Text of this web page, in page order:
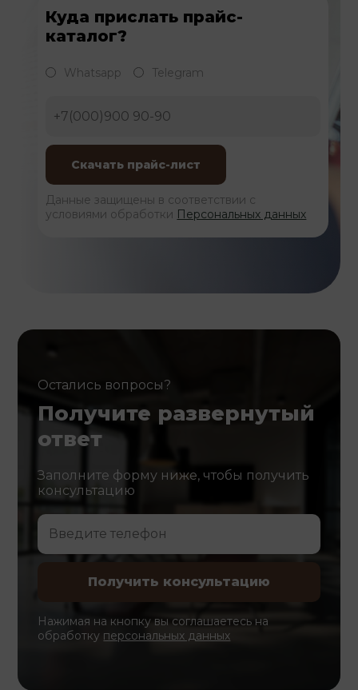
Куда прислать прайс-
каталог?
Whatsapp Telegram
Данные защищены в соответствии с
условиями обработки Персональных данных
Остались вопросы?
Получите развернутый
ответ
Заполните форму ниже, чтобы получить
консультацию
Нажимая на кнопку вы соглашаетесь на
обработку персональных данных